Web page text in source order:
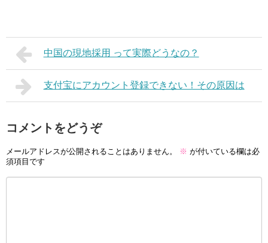
中国の現地採用 って実際どうなの？
支付宝にアカウント登録できない！その原因は
コメントをどうぞ
メールアドレスが公開されることはありません。 ※ が付いている欄は必
須項目です